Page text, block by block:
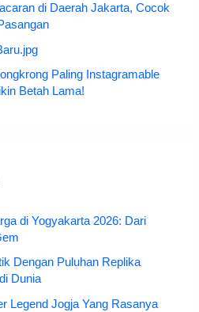
di Daerah Jakarta, Cocok
Paling Instagramable
Betah Lama!
di Yogyakarta 2026: Dari
Dengan Puluhan Replika
Dunia
Legend Jogja Yang Rasanya